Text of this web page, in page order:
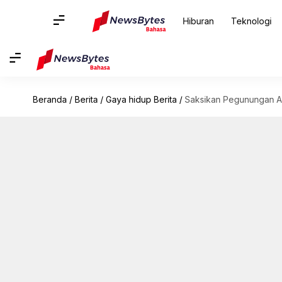
Hiburan Teknologi
Beranda / Berita / Gaya hidup Berita / Saksikan Pegunungan